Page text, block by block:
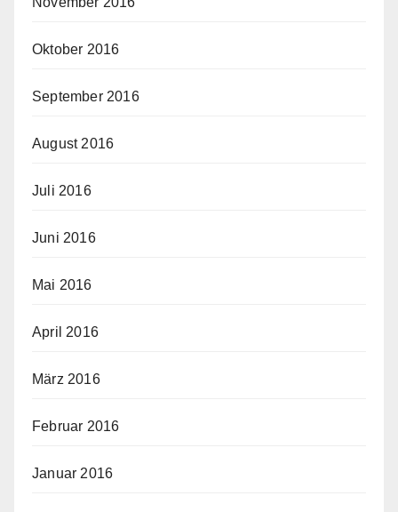
Oktober 2016
September 2016
August 2016
Juli 2016
Juni 2016
Mai 2016
April 2016
März 2016
Februar 2016
Januar 2016